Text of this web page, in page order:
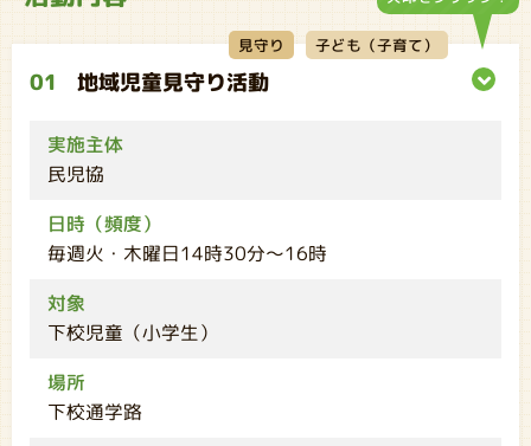
01 地域児童見守り活動
見守り 子ども（子育て）
実施主体
民児協
日時（頻度）
毎週火・木曜日14時30分～16時
対象
下校児童（小学生）
場所
下校通学路